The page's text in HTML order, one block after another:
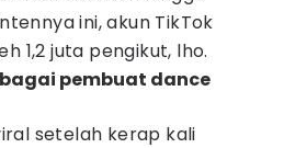
ini, akun TikTok
1,2 juta pengikut, lho.
pembuat dance
setelah kerap kali